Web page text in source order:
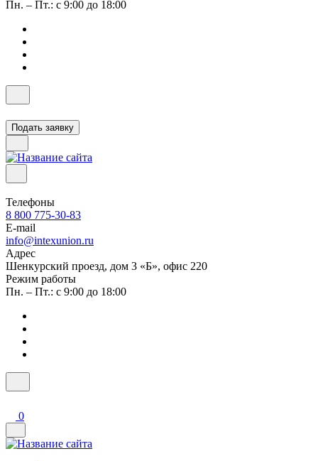
Пн. – Пт.: с 9:00 до 18:00
Подать заявку
Телефоны
8 800 775-30-83
E-mail
info@intexunion.ru
Адрес
Шенкурский проезд, дом 3 «Б», офис 220
Режим работы
Пн. – Пт.: с 9:00 до 18:00
0